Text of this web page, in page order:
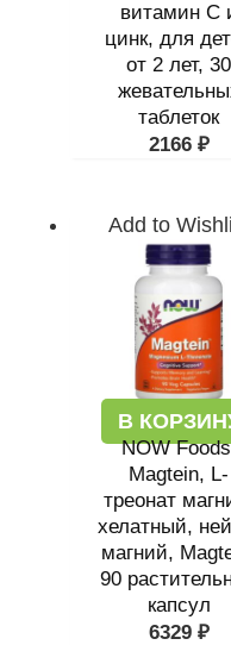
витамин C
цинк, для
от 2 лет, 30
таблеток
2166 ₽
Add to
В
NOW
Magtein, L-
треонат
хелатный,
магний,
90
капсул
6329 ₽